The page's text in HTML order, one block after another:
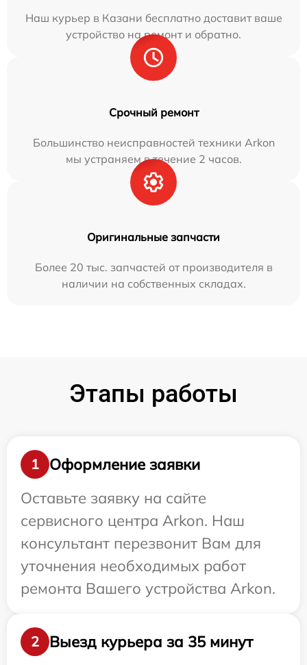
Наш курьер в Казани бесплатно доставит ваше
устройство на ремонт и обратно.
Срочный ремонт
Большинство неисправностей техники Arkon
мы устраняем в течение 2 часов.
Оригинальные запчасти
Более 20 тыс. запчастей от производителя в
наличии на собственных складах.
Этапы работы
1
Оформление заявки
Оставьте заявку на сайте
сервисного центра Arkon. Наш
консультант перезвонит Вам для
уточнения необходимых работ
ремонта Вашего устройства Arkon.
2 Выезд курьера за 35 минут